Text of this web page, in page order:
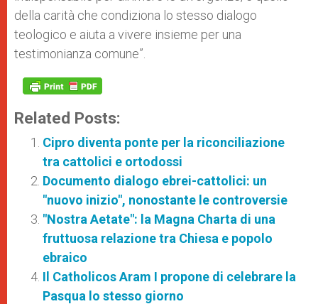
della carità che condiziona lo stesso dialogo
teologico e aiuta a vivere insieme per una
testimonianza comune”.
Related Posts:
Cipro diventa ponte per la riconciliazione
tra cattolici e ortodossi
Documento dialogo ebrei-cattolici: un
"nuovo inizio", nonostante le controversie
"Nostra Aetate": la Magna Charta di una
fruttuosa relazione tra Chiesa e popolo
ebraico
Il Catholicos Aram I propone di celebrare la
Pasqua lo stesso giorno